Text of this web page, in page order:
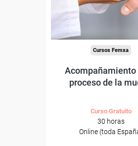
-Otros Servicios.
Cursos Femxa
Acompañamiento
proceso de la
Curso Gratuito
30 horas
Online (toda